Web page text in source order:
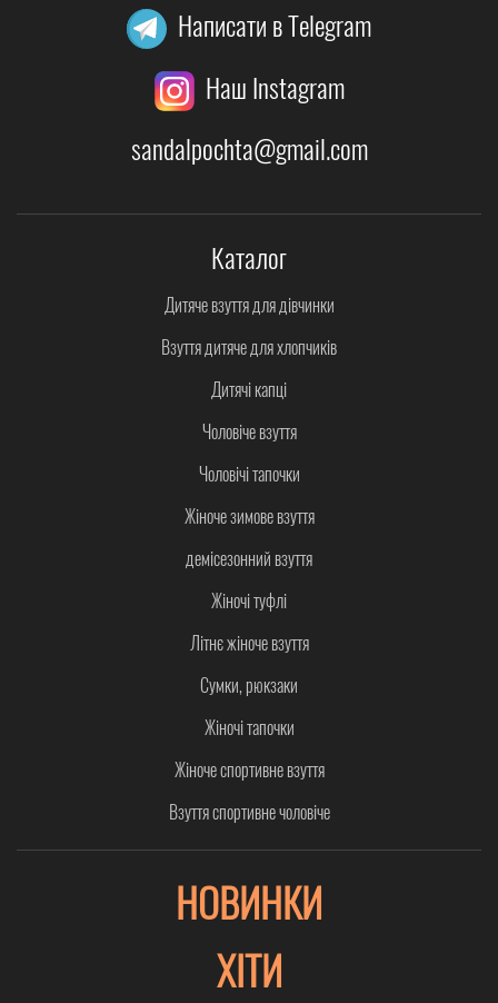
Написати в Telegram
Наш Instagram
sandalpochta@gmail.com
Каталог
Дитяче взуття для дівчинки
Взуття дитяче для хлопчиків
Дитячі капці
Чоловіче взуття
Чоловічі тапочки
Жіноче зимове взуття
демісезонний взуття
Жіночі туфлі
Літнє жіноче взуття
Сумки, рюкзаки
Жіночі тапочки
Жіноче спортивне взуття
Взуття спортивне чоловіче
НОВИНКИ
ХІТИ